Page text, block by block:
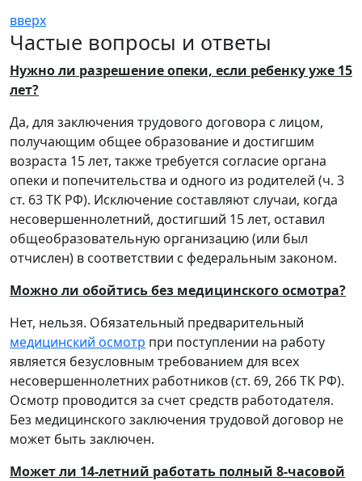
вверх
Частые вопросы и ответы
Нужно ли разрешение опеки, если ребенку уже 15
лет?
Да, для заключения трудового договора с лицом,
получающим общее образование и достигшим
возраста 15 лет, также требуется согласие органа
опеки и попечительства и одного из родителей (ч. 3
ст. 63 ТК РФ). Исключение составляют случаи, когда
несовершеннолетний, достигший 15 лет, оставил
общеобразовательную организацию (или был
отчислен) в соответствии с федеральным законом.
Можно ли обойтись без медицинского осмотра?
Нет, нельзя. Обязательный предварительный
медицинский осмотр при поступлении на работу
является безусловным требованием для всех
несовершеннолетних работников (ст. 69, 266 ТК РФ).
Осмотр проводится за счет средств работодателя.
Без медицинского заключения трудовой договор не
может быть заключен.
Может ли 14-летний работать полный 8-часовой